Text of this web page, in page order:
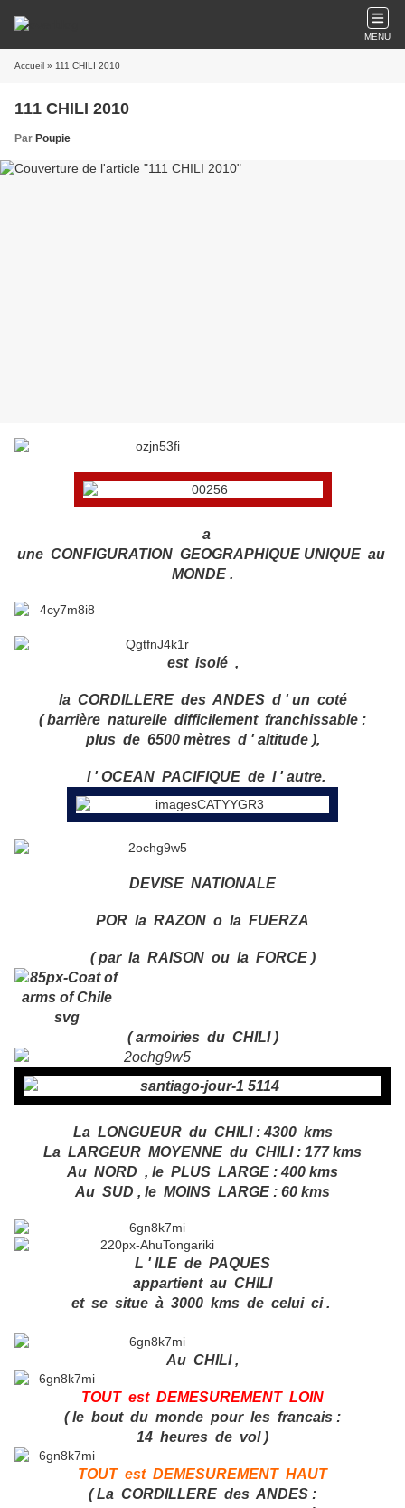
MENU
Accueil » 111 CHILI 2010
111 CHILI 2010
Par Poupie
a
une CONFIGURATION GEOGRAPHIQUE UNIQUE au
MONDE .
est isolé ,
la CORDILLERE des ANDES d ' un coté
( barrière naturelle difficilement franchissable :
plus de 6500 mètres d ' altitude ),
l ' OCEAN PACIFIQUE de l ' autre.
DEVISE NATIONALE
POR la RAZON o la FUERZA
( par la RAISON ou la FORCE )
( armoiries du CHILI )
La LONGUEUR du CHILI : 4300 kms
La LARGEUR MOYENNE du CHILI : 177 kms
Au NORD , le PLUS LARGE : 400 kms
Au SUD , le MOINS LARGE : 60 kms
L ' ILE de PAQUES
appartient au CHILI
et se situe à 3000 kms de celui ci .
Au CHILI ,
TOUT est DEMESUREMENT LOIN
( le bout du monde pour les francais :
14 heures de vol )
TOUT est DEMESUREMENT HAUT
( La CORDILLERE des ANDES :